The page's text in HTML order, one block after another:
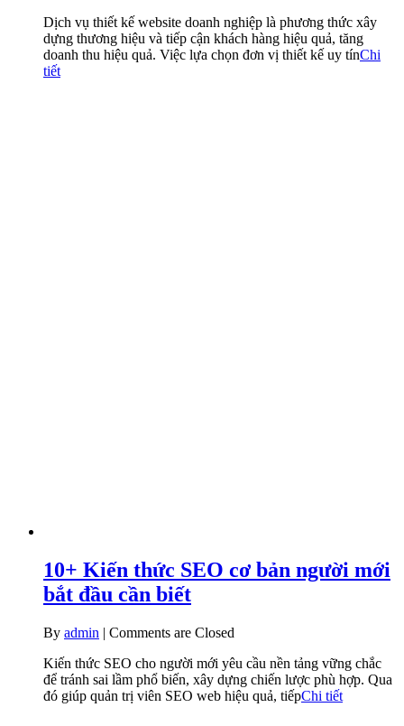
Dịch vụ thiết kế website doanh nghiệp là phương thức xây
dựng thương hiệu và tiếp cận khách hàng hiệu quả, tăng
doanh thu hiệu quả. Việc lựa chọn đơn vị thiết kế uy tínChi
tiết
10+ Kiến thức SEO cơ bản người mới
bắt đầu cần biết
By admin | Comments are Closed
Kiến thức SEO cho người mới yêu cầu nền tảng vững chắc
để tránh sai lầm phổ biến, xây dựng chiến lược phù hợp. Qua
đó giúp quản trị viên SEO web hiệu quả, tiếpChi tiết